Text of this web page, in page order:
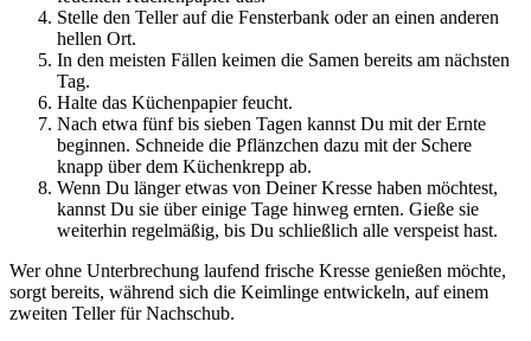
Stelle den Teller auf die Fensterbank oder an einen anderen
hellen Ort.
In den meisten Fällen keimen die Samen bereits am nächsten
Tag.
Halte das Küchenpapier feucht.
Nach etwa fünf bis sieben Tagen kannst Du mit der Ernte
beginnen. Schneide die Pflänzchen dazu mit der Schere
knapp über dem Küchenkrepp ab.
Wenn Du länger etwas von Deiner Kresse haben möchtest,
kannst Du sie über einige Tage hinweg ernten. Gieße sie
weiterhin regelmäßig, bis Du schließlich alle verspeist hast.
Wer ohne Unterbrechung laufend frische Kresse genießen möchte,
sorgt bereits, während sich die Keimlinge entwickeln, auf einem
zweiten Teller für Nachschub.